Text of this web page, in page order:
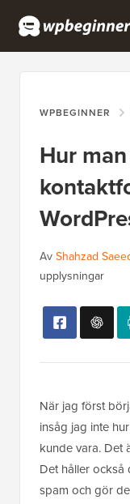
WPBEGINNER
Hur
AvShahzad
upplysningar
När jag först
insåg jag inte
kunde vara. Det
Det håller också
spam och gör